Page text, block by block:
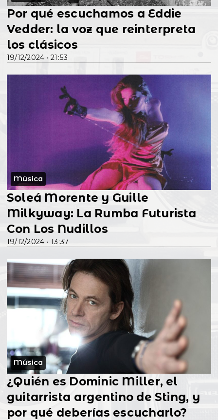
19/12/2024 • 21:53
Por qué escuchamos a Eddie
Vedder: la voz que reinterpreta
los clásicos
Música
19/12/2024 • 13:37
Soleá Morente y Guille
Milkyway: La Rumba Futurista
Con Los Nudillos
Música
¿Quién es Dominic Miller, el
guitarrista argentino de Sting, y
por qué deberías escucharlo?